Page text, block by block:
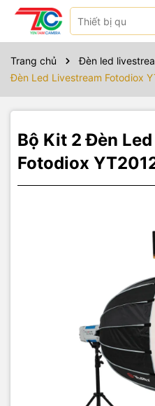
Trang chủ Đèn led
Đèn Led Livestream Fotodiox
Bộ Kit 2 Đèn
Fotodiox
Sản phẩm bao gồm
Fotodiox LED
Chân đèn KS380